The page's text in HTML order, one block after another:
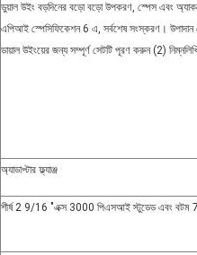
ডুয়াল উইং বড়দিনের বড়ো বড়ো উপকরণ, স্পেস এবং
এপিআই স্পেসিফিকেশন 6 এ, সর্বশেষ সংস্করণ।
ডায়াল উইংয়ের জন্য সম্পূর্ণ সেটটি পূরণ করুন (2)
অ্যাডাপ্টার ফ্ল্যাঞ্জ
শীর্ষ 2 9/16 "এক্স 3000 পিএসআই স্টুডেড এবং বটম